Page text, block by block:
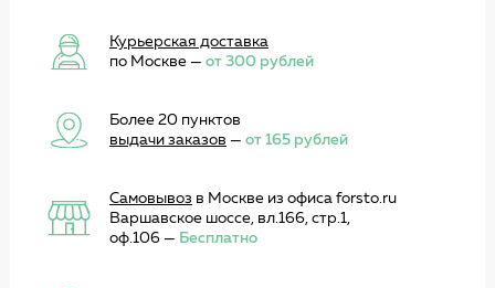
Курьерская доставка
по Москве — от 300 рублей
Более 20 пунктов
выдачи заказов — от 165 рублей
Самовывоз в Москве из офиса forsto.ru
Варшавское шоссе, вл.166, стр.1,
оф.106 — Бесплатно